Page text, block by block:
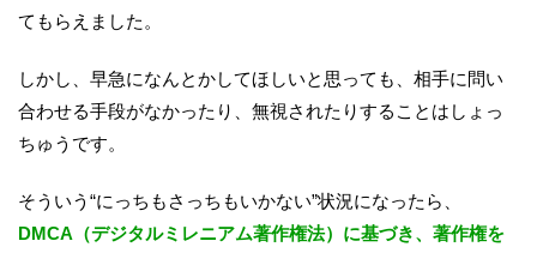
てもらえました。
しかし、早急になんとかしてほしいと思っても、相手に問い
合わせる手段がなかったり、無視されたりすることはしょっ
ちゅうです。
そういう“にっちもさっちもいかない”状況になったら、
DMCA（デジタルミレニアム著作権法）に基づき、著作権を